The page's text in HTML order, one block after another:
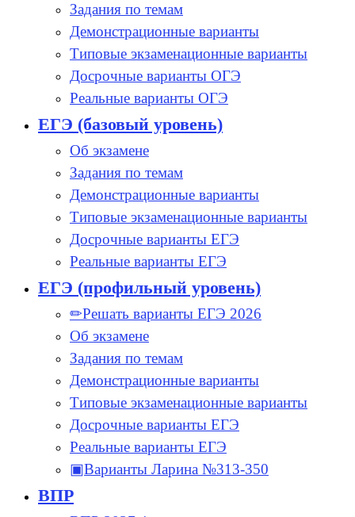
Задания по темам
Демонстрационные варианты
Типовые экзаменационные варианты
Досрочные варианты ОГЭ
Реальные варианты ОГЭ
ЕГЭ (базовый уровень)
Об экзамене
Задания по темам
Демонстрационные варианты
Типовые экзаменационные варианты
Досрочные варианты ЕГЭ
Реальные варианты ЕГЭ
ЕГЭ (профильный уровень)
✏Решать варианты ЕГЭ 2026
Об экзамене
Задания по темам
Демонстрационные варианты
Типовые экзаменационные варианты
Досрочные варианты ЕГЭ
Реальные варианты ЕГЭ
▣Варианты Ларина №313-350
ВПР